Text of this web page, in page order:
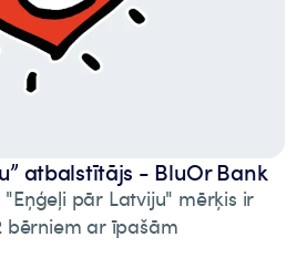
atbalstītājs - BluOr Bank
pār Latviju" mērķis ir
bērniem ar īpašām